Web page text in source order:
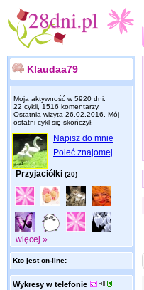
Klaudaa79
Moja aktywność w 5920 dni:
22 cykli, 1516 komentarzy.
Ostatnia wizyta 26.02.2016 . Mój
ostatni cykl się skończył.
Napisz do mnie
Poleć znajomej
Przyjaciółki (20)
więcej »
Kto jest on-line:
Wykresy w telefonie